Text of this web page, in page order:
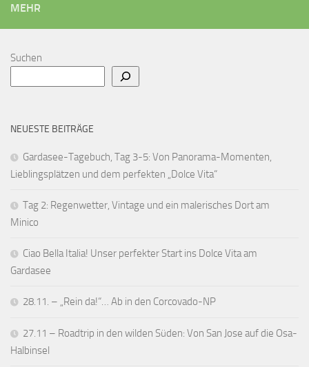
MEHR
Suchen
NEUESTE BEITRÄGE
Gardasee-Tagebuch, Tag 3-5: Von Panorama-Momenten,
Lieblingsplätzen und dem perfekten „Dolce Vita“
Tag 2: Regenwetter, Vintage und ein malerisches Dort am
Minico
Ciao Bella Italia! Unser perfekter Start ins Dolce Vita am
Gardasee
28.11. – „Rein da!“… Ab in den Corcovado-NP
27.11 – Roadtrip in den wilden Süden: Von San Jose auf die Osa-
Halbinsel